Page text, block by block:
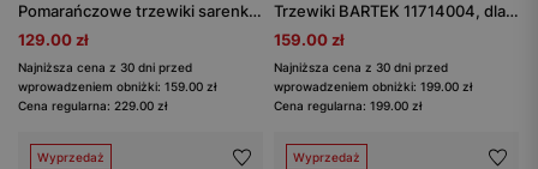
Pomarańczowe trzewiki sarenki BARTEK 1356806 z zieloną podeszwą
129.00 zł
Najniższa cena z 30 dni przed
wprowadzeniem obniżki: 159.00 zł
Cena regularna: 229.00 zł
Trzewiki BARTEK 11714004, dla dziewcząt, fioletowo-szary
159.00 zł
Najniższa cena z 30 dni przed
wprowadzeniem obniżki: 199.00 zł
Cena regularna: 199.00 zł
Wyprzedaż Wyprzedaż